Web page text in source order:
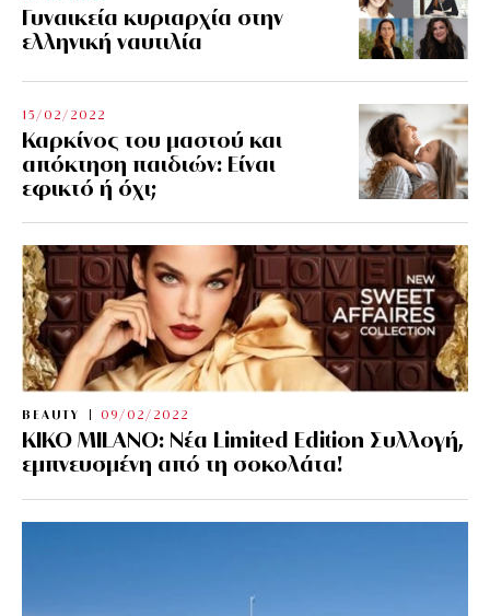
Γυναικεία κυριαρχία στην
ελληνική ναυτιλία
15/02/2022
Καρκίνος του μαστού και
απόκτηση παιδιών: Είναι
εφικτό ή όχι;
BEAUTY 09/02/2022
KIKO MILANO: Νέα Limited Edition Συλλογή,
εμπνευσμένη από τη σοκολάτα!